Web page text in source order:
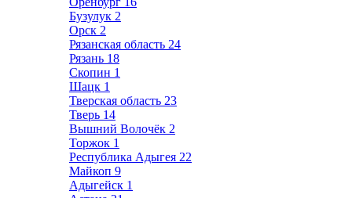
Бузулук 2
Орск 2
Рязанская область 24
Рязань 18
Скопин 1
Шацк 1
Тверская область 23
Тверь 14
Вышний Волочёк 2
Торжок 1
Республика Адыгея 22
Майкоп 9
Адыгейск 1